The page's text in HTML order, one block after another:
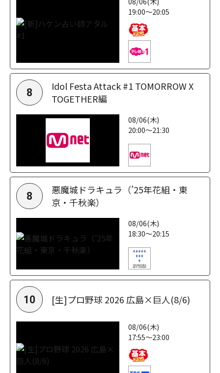
19:00～20:05
8
Idol Festa Attack #1 TOMORROW X
TOGETHER編
08/06(木)
20:00～21:30
8
悪魔城ドラキュラ（’25年花組・東
京・千秋楽）
08/06(木)
18:30～20:15
10 [生]プロ野球 2026 広島×巨人(8/6)
08/06(木)
17:55～23:00